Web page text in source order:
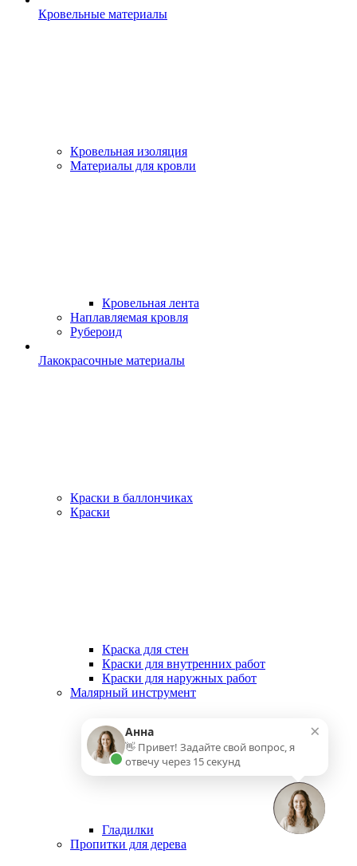
Кровельные материалы
Кровельная изоляция
Материалы для кровли
Кровельная лента
Наплавляемая кровля
Рубероид
Лакокрасочные материалы
Краски в баллончиках
Краски
Краска для стен
Краски для внутренних работ
Краски для наружных работ
Малярный инструмент
Гладилки
Пропитки для дерева
×
Анна
👋 Привет! Задайте свой вопрос, я
отвечу через 15 секунд